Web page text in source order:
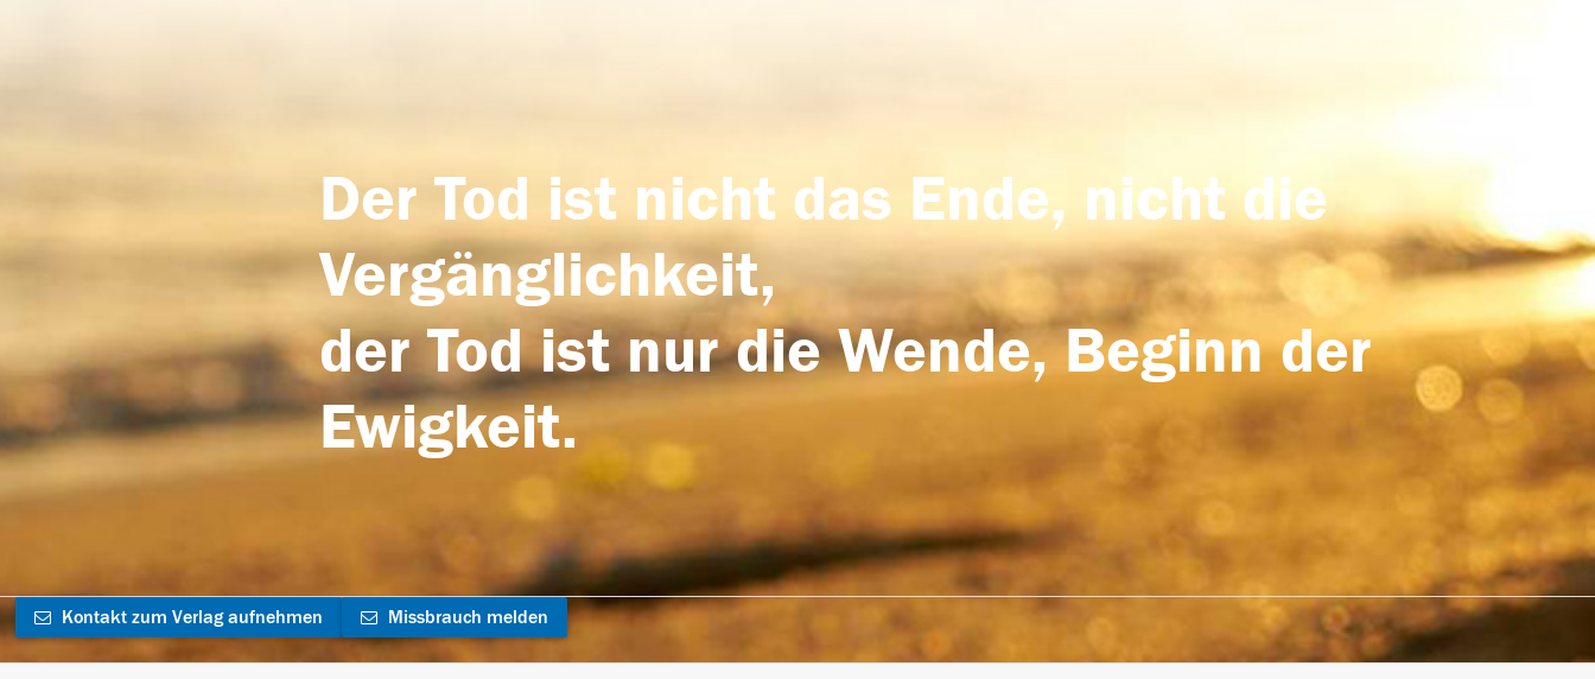
Der Tod ist nicht das Ende, nicht die
Vergänglichkeit,
der Tod ist nur die Wende, Beginn der
Ewigkeit.
Kontakt zum Verlag aufnehmen Missbrauch melden